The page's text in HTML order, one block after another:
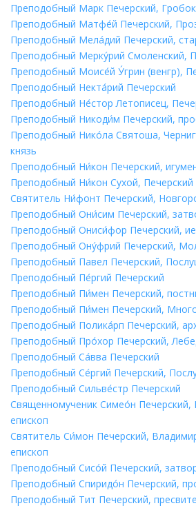
Преподобный Марк Печерский,
Преподобный Матфе́й Печерский,
Преподобный Мела́дий Печерский,
Преподобный Мерку́рий Смоленский,
Преподобный Моисе́й У́грин (венгр),
Преподобный Некта́рий Печерский
Преподобный Не́стор Летописец,
Преподобный Никоди́м Печерский,
Преподобный Нико́ла Святоша,
князь
Преподобный Ни́кон Печерский,
Преподобный Ни́кон Сухой, Печерский
Святитель Ни́фонт Печерский,
Преподобный Они́сим Печерский,
Преподобный Ониси́фор Печерский,
Преподобный Ону́фрий Печерский,
Преподобный Павел Печерский,
Преподобный Пе́ргий Печерский
Преподобный Пи́мен Печерский,
Преподобный Пи́мен Печерский,
Преподобный Полика́рп Печерский,
Преподобный Про́хор Печерский,
Преподобный Са́вва Печерский
Преподобный Се́ргий Печерский,
Преподобный Сильве́стр Печерский
Священномученик Симео́н Печерский,
епископ
Святитель Си́мон Печерский,
епископ
Преподобный Сисо́й Печерский,
Преподобный Спиридо́н Печерский,
Преподобный Тит Печерский,